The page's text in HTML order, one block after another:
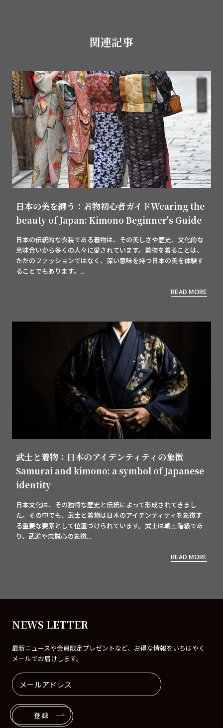
関連記事
日本の美を纏う：着物初心者ガイドWearing the
beauty of Japan: Kimono Beginner's Guide
日本の伝統的な衣装である着物は、その美しさや歴史、文化的な
意味合いから多くの人々に愛されています。着物を着ることは、
ただのファッションではなく、深い意味を持つ日本の美を体験す
ることでもあります。...
READ MORE
武士と着物：日本のアイデンティティの象徴
Samurai and kimono: a symbol of Japanese
identity
日本文化は、その独特な歴史と伝統によって形成されてきまし
た。その中でも、武士と着物は日本のアイデンティティを象徴す
る重要な要素として位置づけられています。武士は戦士階級であ
り、武道や忠誠心の象徴...
READ MORE
NEWS LETTER
最新ニュースや会員限定プレゼントなど、お得な情報をいちはやく
メールでお届けします。
登録